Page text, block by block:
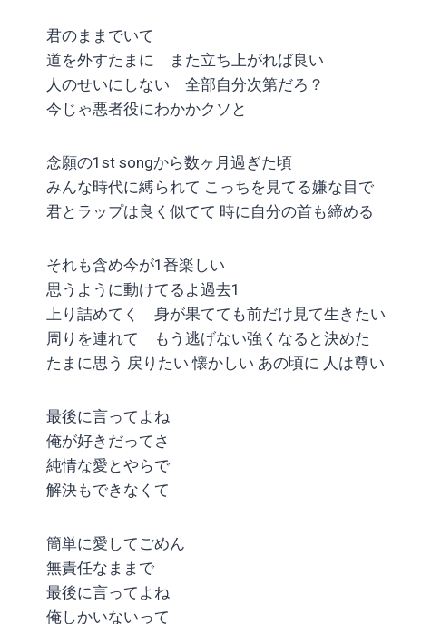
君のままでいて
道を外すたまに また立ち上がれば良い
人のせいにしない 全部自分次第だろ？
今じゃ悪者役にわかかクソと
念願の1st songから数ヶ月過ぎた頃
みんな時代に縛られて こっちを見てる嫌な目で
君とラップは良く似てて 時に自分の首も締める
それも含め今が1番楽しい
思うように動けてるよ過去1
上り詰めてく 身が果てても前だけ見て生きたい
周りを連れて もう逃げない強くなると決めた
たまに思う 戻りたい 懐かしい あの頃に 人は尊い
最後に言ってよね
俺が好きだってさ
純情な愛とやらで
解決もできなくて
簡単に愛してごめん
無責任なままで
最後に言ってよね
俺しかいないって